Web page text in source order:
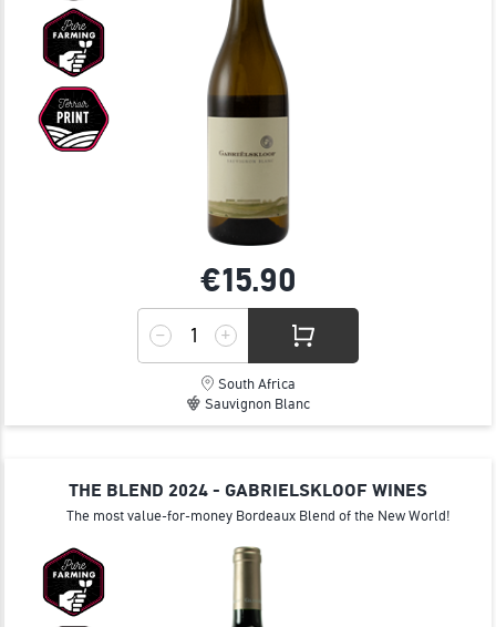
€15.90
South Africa
Sauvignon Blanc
THE BLEND 2024 - GABRIELSKLOOF WINES
The most value-for-money Bordeaux Blend of the New World!